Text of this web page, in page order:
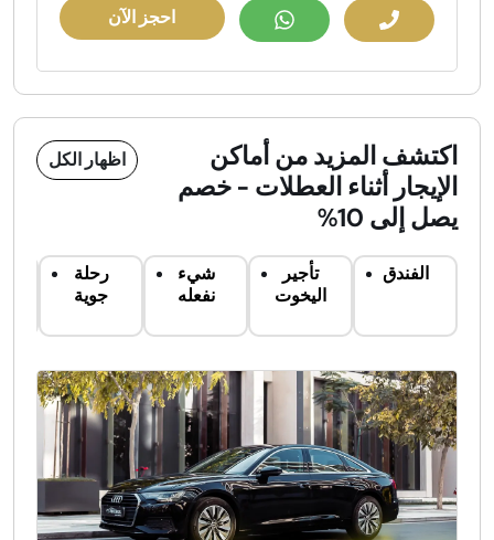
احجز الآن
اكتشف المزيد من أماكن
الإيجار أثناء العطلات - خصم
يصل إلى 10%
اظهار الكل
الفندق
تأجير
اليخوت
شيء
نفعله
رحلة
جوية